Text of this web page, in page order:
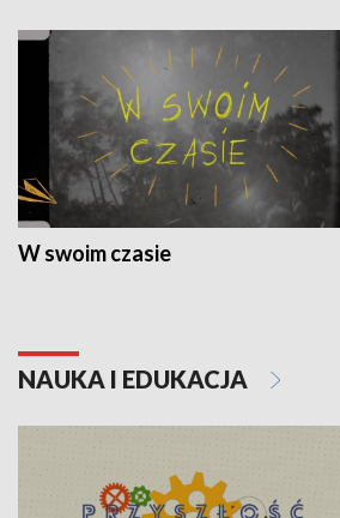
W swoim czasie
NAUKA I EDUKACJA